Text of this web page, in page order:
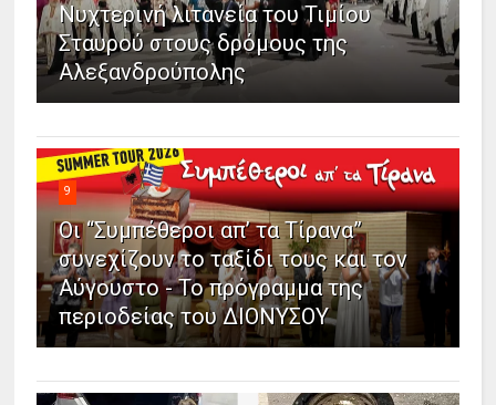
Νυχτερινή λιτανεία του Τιμίου
Σταυρού στους δρόμους της
Αλεξανδρούπολης
9
Οι “Συμπέθεροι απ’ τα Τίρανα”
συνεχίζουν το ταξίδι τους και τον
Αύγουστο - Το πρόγραμμα της
περιοδείας του ΔΙΟΝΥΣΟΥ